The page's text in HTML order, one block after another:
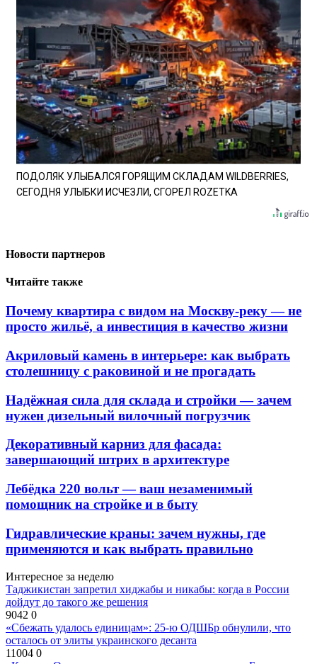
ПОДОЛЯК УЛЫБАЛСЯ ГОРЯЩИМ СКЛАДАМ WILDBERRIES,
СЕГОДНЯ УЛЫБКИ ИСЧЕЗЛИ, СГОРЕЛ ROZETKA
Новости партнеров
Читайте также
Почему квартира с видом на Москву-реку — не
просто жильё, а инвестиция в качество жизни
Акриловый камень в интерьере: как выбрать
столешницу с раковиной и не прогадать
Надёжная сила для склада и стройки — зачем
нужен дизельный вилочный погрузчик
Декоративный карниз для фасада:
завершающий штрих в архитектуре
Лебёдка 220 вольт — ваш незаменимый
помощник на стройке и в быту
Гидравлические краны: зачем нужны, где
применяются и как выбрать правильно
Интересное за неделю
Таджикистан запретил хиджабы и никабы: когда в России
дойдут до такого же решения
9042 0
«Сбежать удалось единицам»: 25-ю ОДШБр обнулили, что
осталось от элиты украинского десанта
11004 0